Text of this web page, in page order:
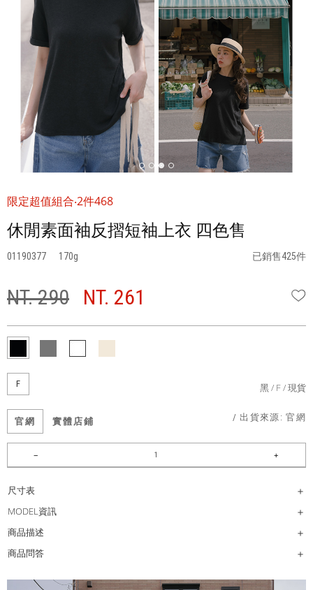
限定超值組合‧2件468
休閒素面袖反摺短袖上衣 四色售
01190377 170 已銷售425件
NT. 290 NT. 261
F 黑 F 現貨
官網 實體店鋪 / 出貨來源:官網
尺寸表
MODEL資訊
商品描述
商品問答